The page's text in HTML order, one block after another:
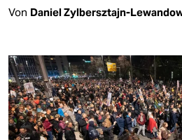
Von Daniel Zylbersztajn-